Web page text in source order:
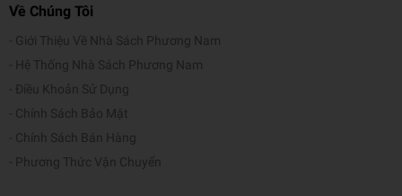
Về Chúng Tôi
Giới Thiệu Về Nhà Sách Phương Nam
Hệ Thống Nhà Sách Phương Nam
Điều Khoản Sử Dụng
Chính Sách Bảo Mật
Chính Sách Bán Hàng
Phương Thức Vận Chuyển